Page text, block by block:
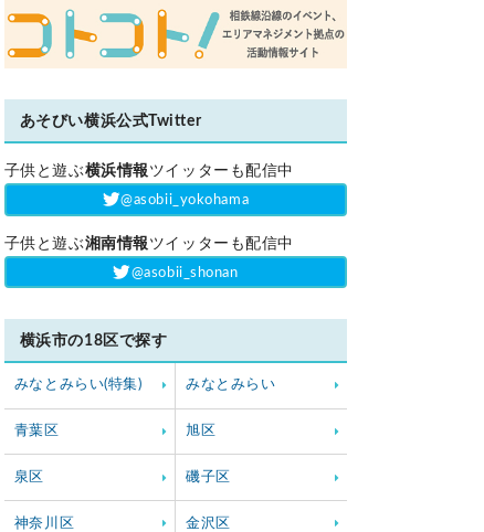
あそびい横浜公式Twitter
子供と遊ぶ横浜情報 ツイッターも配信中
‎@asobii_yokohama
子供と遊ぶ湘南情報 ツイッターも配信中
‎@asobii_shonan
横浜市の18区で探す
みなとみらい(特集) みなとみらい
青葉区 旭区
泉区 磯子区
神奈川区 金沢区